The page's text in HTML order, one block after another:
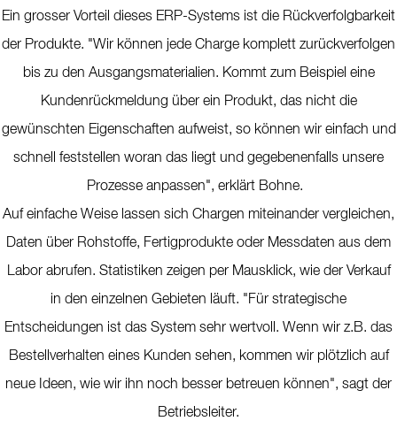
Ein grosser Vorteil dieses ERP-Systems ist die Rückverfolgbarkeit
der Produkte. "Wir können jede Charge komplett zurückverfolgen
bis zu den Ausgangsmaterialien. Kommt zum Beispiel eine
Kundenrückmeldung über ein Produkt, das nicht die
gewünschten Eigenschaften aufweist, so können wir einfach und
schnell feststellen woran das liegt und gegebenenfalls unsere
Prozesse anpassen", erklärt Bohne.
Auf einfache Weise lassen sich Chargen miteinander vergleichen,
Daten über Rohstoffe, Fertigprodukte oder Messdaten aus dem
Labor abrufen. Statistiken zeigen per Mausklick, wie der Verkauf
in den einzelnen Gebieten läuft. "Für strategische
Entscheidungen ist das System sehr wertvoll. Wenn wir z.B. das
Bestellverhalten eines Kunden sehen, kommen wir plötzlich auf
neue Ideen, wie wir ihn noch besser betreuen können", sagt der
Betriebsleiter.